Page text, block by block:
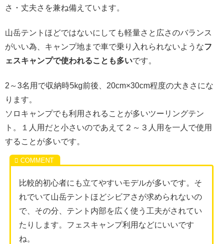
さ・丈夫さを兼ね備えています。
山岳テントほどではないにしても軽量さと広さのバランス
がいい為、キャンプ地まで車で乗り入れられないようなフ
ェスキャンプで使われることも多いです。
2～3名用で収納時5kg前後、20cm×30cm程度の大きさにな
ります。
ソロキャンプでも利用されることが多いツーリングテン
ト。１人用だと小さいのであえて２～３人用を一人で使用
することが多いです。
比較的初心者にも立てやすいモデルが多いです。そ
れでいて山岳テントほどシビアさが求められないの
で、その分、テント内部を広く使う工夫がされてい
たりします。フェスキャンプ利用などにいいです
ね。